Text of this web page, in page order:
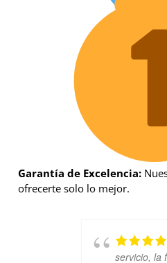
Garantía de Excelencia:
ofrecerte solo lo mejor.
servicio, la